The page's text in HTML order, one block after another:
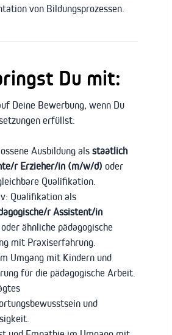
von Bildungsprozessen.
Du mit:
Deine Bewerbung, wenn Du
erfüllst:
Ausbildung als staatlich
r Erzieher/in (m/w/d) oder
Qualifikation.
Qualifikation als
r Assistent/in
oder ähnliche pädagogische
mit Praxiserfahrung.
Umgang mit Kindern und
für die pädagogische Arbeit.
und